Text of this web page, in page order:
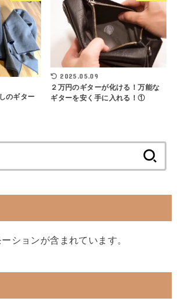
のギター
2025.05.09
２万円のギターが化ける！万能な
ギターを安く手に入れる！①
索:
ションが含まれています。